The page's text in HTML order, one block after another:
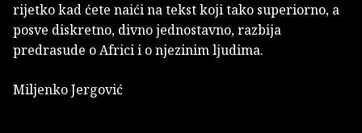
rijetko kad ćete naići na tekst koji tako superiorno, a
posve diskretno, divno jednostavno, razbija
predrasude o Africi i o njezinim ljudima.
Miljenko Jergović